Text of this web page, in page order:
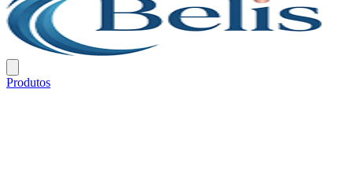
Produtos